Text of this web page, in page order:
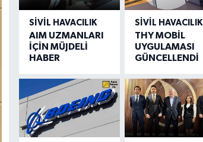
SIVIL HAVACILIK
AIM UZMANLARI
İÇİN MÜJDELİ
HABER
SIVIL HAVACILIK
THY MOBİL
UYGULAMASI
GÜNCELLENDİ